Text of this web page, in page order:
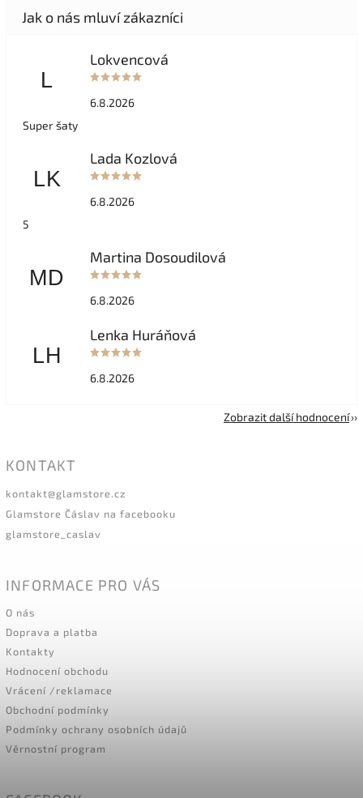
L
Lokvencová
6.8.2026
Super šaty
LK
Lada Kozlová
6.8.2026
5
MD
Martina Dosoudilová
6.8.2026
LH
Lenka Huráňová
6.8.2026
Zobrazit další hodnocení
KONTAKT
kontakt@glamstore.cz
Glamstore Čáslav na facebooku
glamstore_caslav
INFORMACE PRO VÁS
O nás
Doprava a platba
Kontakty
Hodnocení obchodu
Vrácení /reklamace
Obchodní podmínky
Podmínky ochrany osobních údajů
Věrnostní program